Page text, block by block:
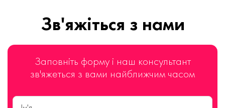
Зв'яжіться з нами
Заповніть форму і наш консультант
зв'яжеться з вами найближчим часом